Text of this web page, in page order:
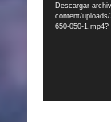
Descargar
content/
650-050-